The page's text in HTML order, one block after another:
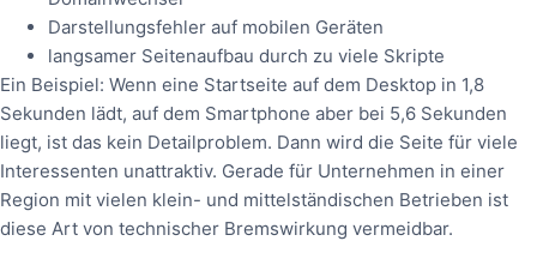
Darstellungsfehler auf mobilen Geräten
langsamer Seitenaufbau durch zu viele Skripte
Ein Beispiel: Wenn eine Startseite auf dem Desktop in 1,8
Sekunden lädt, auf dem Smartphone aber bei 5,6 Sekunden
liegt, ist das kein Detailproblem. Dann wird die Seite für viele
Interessenten unattraktiv. Gerade für Unternehmen in einer
Region mit vielen klein- und mittelständischen Betrieben ist
diese Art von technischer Bremswirkung vermeidbar.